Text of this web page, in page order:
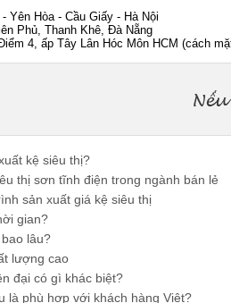
Yên Hòa - Cầu Giấy - Hà Nội
Phủ, Thanh Khê, Đà Nẵng
4, ấp Tây Lân Hóc Môn HCM (cách
kệ siêu thị?
thị sơn tĩnh điện trong ngành bán lẻ
sản xuất giá kệ siêu thị
gian?
lâu?
lượng cao
đại có gì khác biệt?
là phù hợp với khách hàng Việt?